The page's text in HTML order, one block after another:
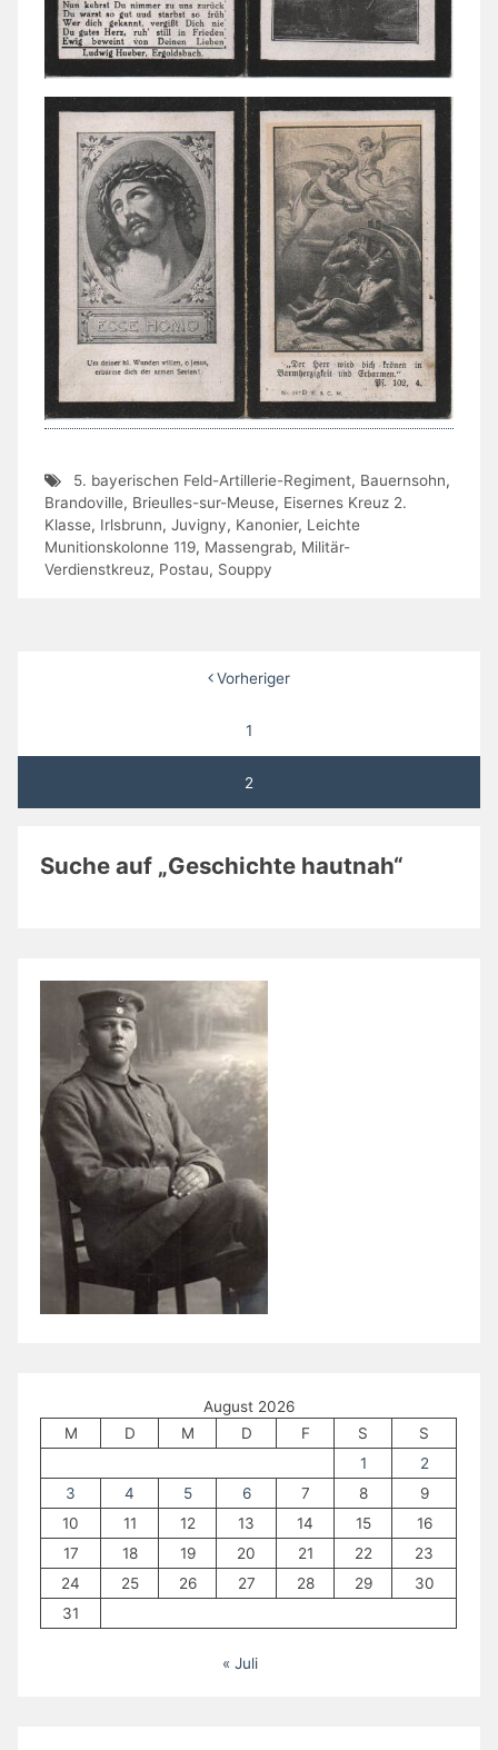
5. bayerischen Feld-Artillerie-Regiment, Bauernsohn,
Brandoville, Brieulles-sur-Meuse, Eisernes Kreuz 2.
Klasse, Irlsbrunn, Juvigny, Kanonier, Leichte
Munitionskolonne 119, Massengrab, Militär-
Verdienstkreuz, Postau, Souppy
Seitennummerierung
Beiträge
Vorheriger
1
2
Suche auf „Geschichte hautnah“
August 2026
M
D M D F S
S
1
2
3
4 5 6 7 8
9
10
11 12 13 14 15
16
17
18 19 20 21 22
23
24
25 26 27 28 29
30
31
« Juli